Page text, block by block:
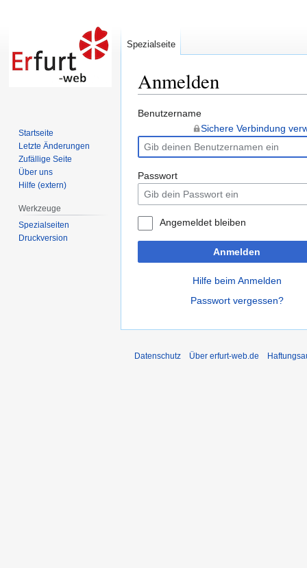
Anmelden
Zur
springen
Zur
springen
Benutzername
Sichere Verbindung
Passwort
Angemeldet bleiben
Anmelden
Hilfe beim Anmelden
Passwort vergessen?
Spezialseite
Startseite
Letzte Änderungen
Zufällige Seite
Über uns
Hilfe (extern)
Werkzeuge
Spezialseiten
Druckversion
Datenschutz Über erfurt-web.de